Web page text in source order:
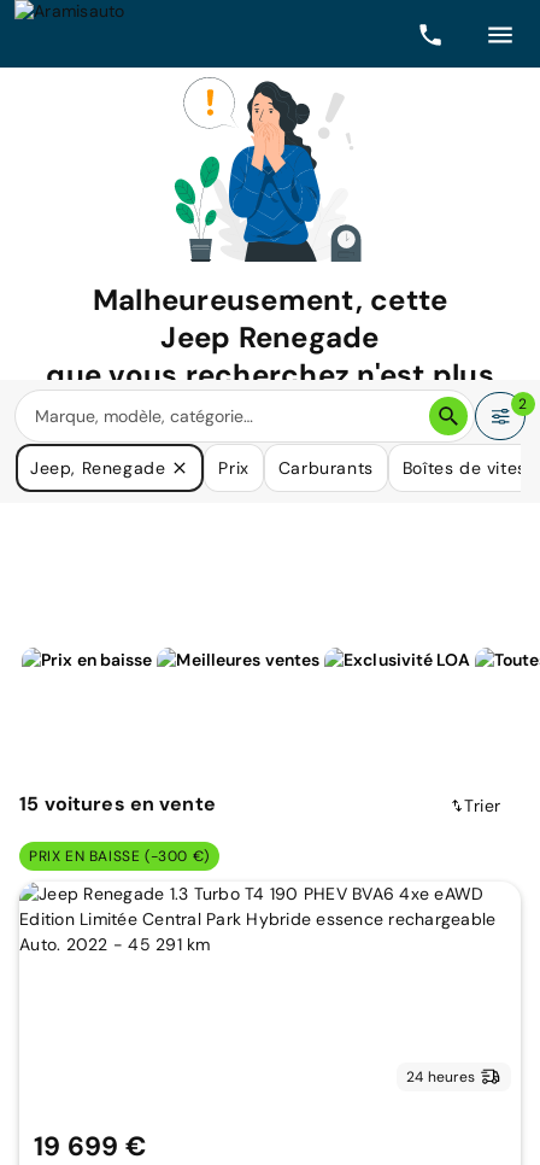
Malheureusement, cette
Jeep Renegade
que vous recherchez n'est plus
disponible.
Nous avons de nombreuses voitures qui pourraient répondre
à vos besoins.
2
Jeep, Renegade Prix Carburants Boîtes de
15 voitures en vente Trier
PRIX EN BAISSE (-300 €)
24 heures
19 699 €